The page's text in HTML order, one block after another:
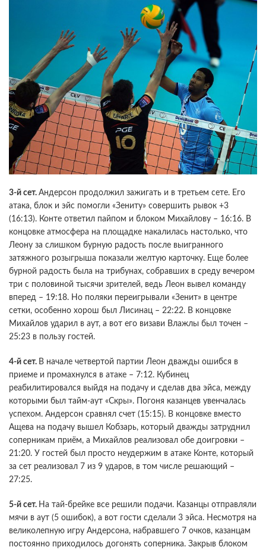
3-й сет. Андерсон продолжил зажигать и в третьем сете. Его
атака, блок и эйс помогли «Зениту» совершить рывок +3
(16:13). Конте ответил пайпом и блоком Михайлову – 16:16. В
концовке атмосфера на площадке накалилась настолько, что
Леону за слишком бурную радость после выигранного
затяжного розыгрыша показали желтую карточку. Еще более
бурной радость была на трибунах, собравших в среду вечером
три с половиной тысячи зрителей, ведь Леон вывел команду
вперед – 19:18. Но поляки переигрывали «Зенит» в центре
сетки, особенно хорош был Лисинац – 22:22. В концовке
Михайлов ударил в аут, а вот его визави Влажлы был точен –
25:23 в пользу гостей.
4-й сет. В начале четвертой партии Леон дважды ошибся в
приеме и промахнулся в атаке – 7:12. Кубинец
реабилитировался выйдя на подачу и сделав два эйса, между
которыми был тайм-аут «Скры». Погоня казанцев увенчалась
успехом. Андерсон сравнял счет (15:15). В концовке вместо
Ащева на подачу вышел Кобзарь, который дважды затруднил
соперникам приём, а Михайлов реализовал обе доигровки –
21:20. У гостей был просто неудержим в атаке Конте, который
за сет реализовал 7 из 9 ударов, в том числе решающий –
27:25.
5-й сет. На тай-брейке все решили подачи. Казанцы отправляли
мячи в аут (5 ошибок), а вот гости сделали 3 эйса. Несмотря на
великолепную игру Андерсона, набравшего 7 очков, казанцам
постоянно приходилось догонять соперника. Закрыв блоком